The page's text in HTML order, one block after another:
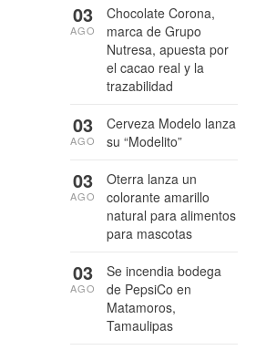
Chocolate Corona,
marca de Grupo
Nutresa, apuesta por
el cacao real y la
trazabilidad
03
AGO
Cerveza Modelo lanza
su “Modelito”
03
AGO
Oterra lanza un
colorante amarillo
natural para alimentos
para mascotas
03
AGO
Se incendia bodega
de PepsiCo en
Matamoros,
Tamaulipas
03
AGO